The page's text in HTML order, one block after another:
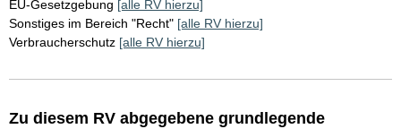
EU-Gesetzgebung [alle RV hierzu]
Sonstiges im Bereich "Recht" [alle RV hierzu]
Verbraucherschutz [alle RV hierzu]
Zu diesem RV abgegebene grundlegende